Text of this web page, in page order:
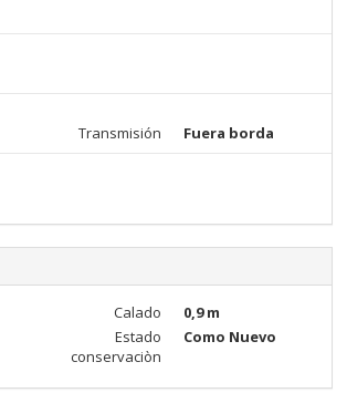
Transmisión Fuera borda
Calado
0,9 m
Estado
conservaciòn
Como Nuevo